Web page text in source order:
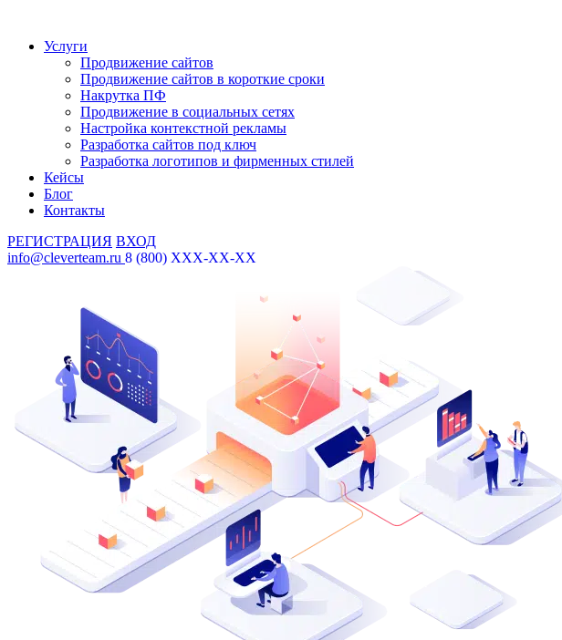
Услуги
Продвижение сайтов
Продвижение сайтов в короткие сроки
Накрутка ПФ
Продвижение в социальных сетях
Настройка контекстной рекламы
Разработка сайтов под ключ
Разработка логотипов и фирменных стилей
Кейсы
Блог
Контакты
РЕГИСТРАЦИЯ ВХОД
info@cleverteam.ru 8 (800) XXX-XX-XX